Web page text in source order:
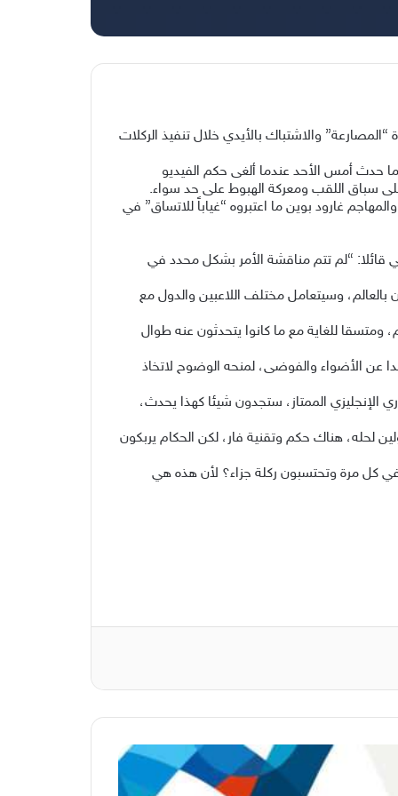
والاشتباك بالأيدي خلال تنفيذ الركلات
ما حدث أمس الأحد عندما ألغى حكم الفيديو
سباق اللقب ومعركة الهبوط على حد سواء.
غارود بوين ما اعتبروه “غياباً للاتساق” في
قائلا: “لم تتم مناقشة الأمر بشكل محدد في
وسيتعامل مختلف اللاعبين والدول مع
ومتسقا للغاية مع ما كانوا يتحدثون عنه طوال
عن الأضواء والفوضى، لمنحه الوضوح لاتخاذ
الإنجليزي الممتاز، ستجدون شيئا كهذا يحدث،
لحله، هناك حكم وتقنية فار، لكن الحكام يربكون
كل مرة وتحتسبون ركلة جزاء؟ لأن هذه هي